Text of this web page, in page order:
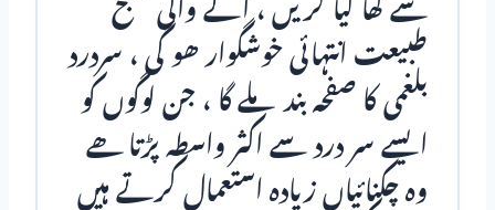
سے کھا لیا کریں ، آنے والی صبح
طبیعت انتہائی خوشگوار ھو گی ، سردرد
بلغمی کا صفحہ بند ملے گا ، جن لوگوں کو
ایسے سر درد سے اکثر واسطہ پڑتا ھے
وہ چکنائياں زیادہ استعمال کرتے ہیں